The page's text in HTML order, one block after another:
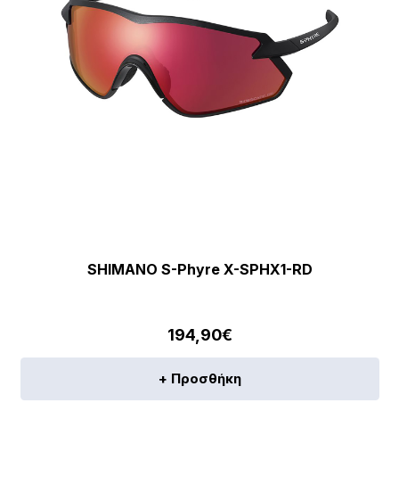
SHIMANO S-Phyre X-SPHX1-RD
194,90€
+ Προσθήκη